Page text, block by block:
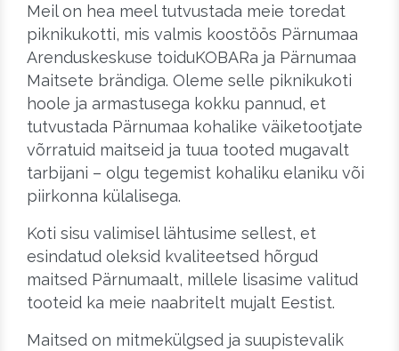
Meil on hea meel tutvustada meie toredat
piknikukotti, mis valmis koostöös Pärnumaa
Arenduskeskuse toiduKOBARa ja Pärnumaa
Maitsete brändiga. Oleme selle piknikukoti
hoole ja armastusega kokku pannud, et
tutvustada Pärnumaa kohalike väiketootjate
võrratuid maitseid ja tuua tooted mugavalt
tarbijani – olgu tegemist kohaliku elaniku või
piirkonna külalisega.
Koti sisu valimisel lähtusime sellest, et
esindatud oleksid kvaliteetsed hõrgud
maitsed Pärnumaalt, millele lisasime valitud
tooteid ka meie naabritelt mujalt Eestist.
Maitsed on mitmekülgsed ja suupistevalik